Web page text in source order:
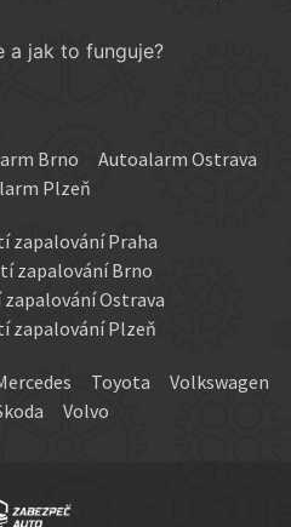
a jak to funguje?
Brno
Autoalarm Ostrava
Plzeň
zapalování Praha
zapalování Brno
Ostrava
zapalování Plzeň
Toyota
Volkswagen
Volvo